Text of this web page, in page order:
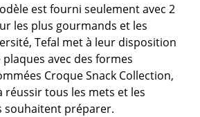
est fourni seulement avec 2
les plus gourmands et les
Tefal met à leur disposition
avec des formes
Croque Snack Collection,
réussir tous les mets et les
souhaitent préparer.